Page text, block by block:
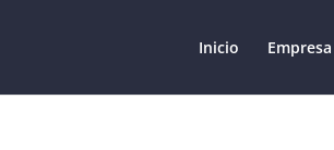
Inicio Empresa